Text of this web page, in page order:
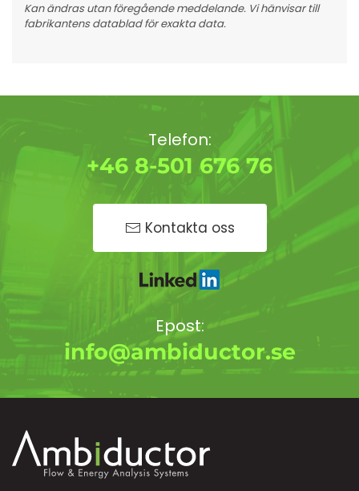
Kan ändras utan föregående meddelande. Vi hänvisar till
fabrikantens datablad för exakta data.
Telefon:
+46 8-501 676 76
Kontakta oss
Epost:
info@ambiductor.se